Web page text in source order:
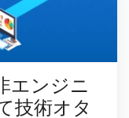
技術オタ